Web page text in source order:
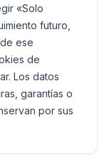
«Solo
futuro,
ese
de
Los datos
garantías o
por sus